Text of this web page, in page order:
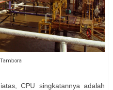
CPU singkatannya adalah